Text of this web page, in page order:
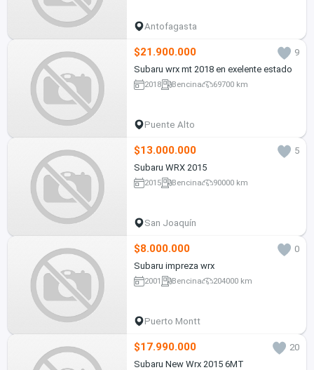
Antofagasta
$21.900.000
9
Subaru wrx mt 2018 en exelente estado
2018 Bencina 69700 km
Puente Alto
$13.000.000
5
Subaru WRX 2015
2015 Bencina 90000 km
San Joaquín
$8.000.000
0
Subaru impreza wrx
2001 Bencina 204000 km
Puerto Montt
$17.990.000
20
Subaru New Wrx 2015 6MT